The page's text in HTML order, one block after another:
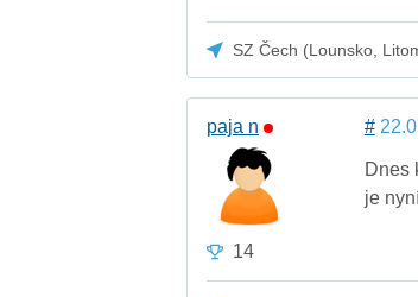
SZ Čech (Lounsko,
paja n
14
#
Dnes
je